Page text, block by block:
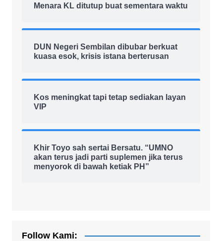
Menara KL ditutup buat sementara waktu
DUN Negeri Sembilan dibubar berkuat
kuasa esok, krisis istana berterusan
Kos meningkat tapi tetap sediakan layan
VIP
Khir Toyo sah sertai Bersatu. “UMNO
akan terus jadi parti suplemen jika terus
menyorok di bawah ketiak PH”
Follow Kami: